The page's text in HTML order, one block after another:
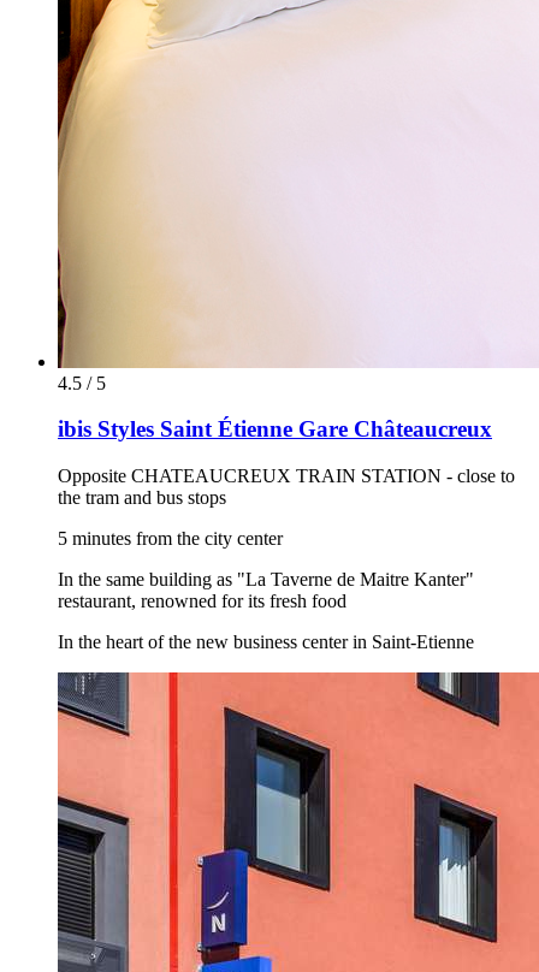
4.5 / 5
ibis Styles Saint Étienne Gare Châteaucreux
Opposite CHATEAUCREUX TRAIN STATION - close to
the tram and bus stops
5 minutes from the city center
In the same building as "La Taverne de Maitre Kanter"
restaurant, renowned for its fresh food
In the heart of the new business center in Saint-Etienne